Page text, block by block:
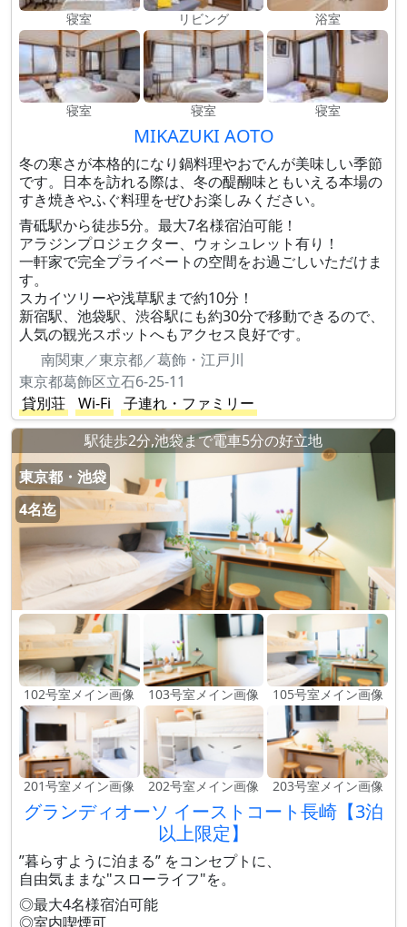
寝室 リビング 浴室
寝室 寝室 寝室
MIKAZUKI AOTO
冬の寒さが本格的になり鍋料理やおでんが美味しい季節
です。日本を訪れる際は、冬の醍醐味ともいえる本場の
すき焼きやふぐ料理をぜひお楽しみください。
青砥駅から徒歩5分。最大7名様宿泊可能！
アラジンプロジェクター、ウォシュレット有り！
一軒家で完全プライベートの空間をお過ごしいただけま
す。
スカイツリーや浅草駅まで約10分！
新宿駅、池袋駅、渋谷駅にも約30分で移動できるので、
人気の観光スポットへもアクセス良好です。
南関東／東京都／葛飾・江戸川
東京都葛飾区立石6-25-11
貸別荘
Wi-Fi
子連れ・ファミリー
駅徒歩2分,池袋まで電車5分の好立地
東京都・池袋
4名迄
102号室メイン画像 103号室メイン画像 105号室メイン画像
201号室メイン画像 202号室メイン画像 203号室メイン画像
グランディオーソ イーストコート長崎【3泊
以上限定】
”暮らすように泊まる” をコンセプトに、
自由気ままな"スローライフ"を。
◎最大4名様宿泊可能
◎室内喫煙可